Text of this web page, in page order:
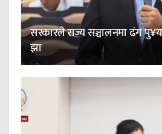
सरकारले राज्य सञ्चालनमा ढंग
झा